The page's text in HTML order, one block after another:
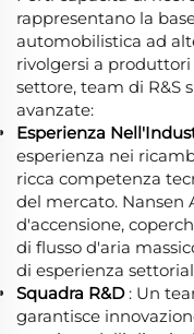
rappresentano la
automobilistica ad
rivolgersi a
settore, team di R&S
avanzate:
Esperienza
esperienza nei
ricca competenza
del mercato. Nansen
d'accensione,
di flusso d'aria
di esperienza
Squadra R&D : Un
garantisce